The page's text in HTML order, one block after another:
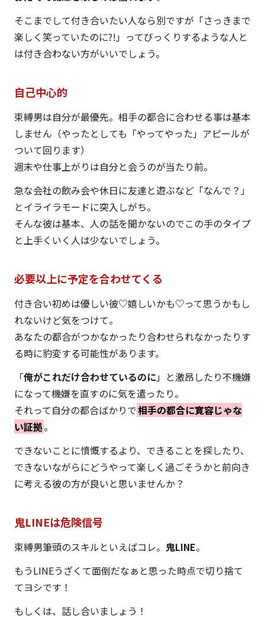
そこまでして付き合いたい人なら別ですが「さっきまで
楽しく笑っていたのに?!」ってびっくりするような人と
は付き合わない方がいいでしょう。
自己中心的
束縛男は自分が最優先。相手の都合に合わせる事は基本
しません（やったとしても「やってやった」アピールが
ついて回ります）
週末や仕事上がりは自分と会うのが当たり前。
急な会社の飲み会や休日に友達と遊ぶなど「なんで？」
とイライラモードに突入しがち。
そんな彼は基本、人の話を聞かないのでこの手のタイプ
と上手くいく人は少ないでしょう。
必要以上に予定を合わせてくる
付き合い初めは優しい彼♡嬉しいかも♡って思うかもし
れないけど気をつけて。
あなたの都合がつかなかったり合わせられなかったりす
る時に豹変する可能性があります。
「俺がこれだけ合わせているのに」と激昂したり不機嫌
になって機嫌を直すのに気を遣ったり。
それって自分の都合ばかりで相手の都合に寛容じゃな
い証拠。
できないことに憤慨するより、できることを探したり、
できないながらにどうやって楽しく過ごそうかと前向き
に考える彼の方が良いと思いませんか？
鬼LINEは危険信号
束縛男筆頭のスキルといえばコレ。 鬼LINE。
もうLINEうざくて面倒だなぁと思った時点で切り捨て
てヨシです！
もしくは、話し合いましょう！